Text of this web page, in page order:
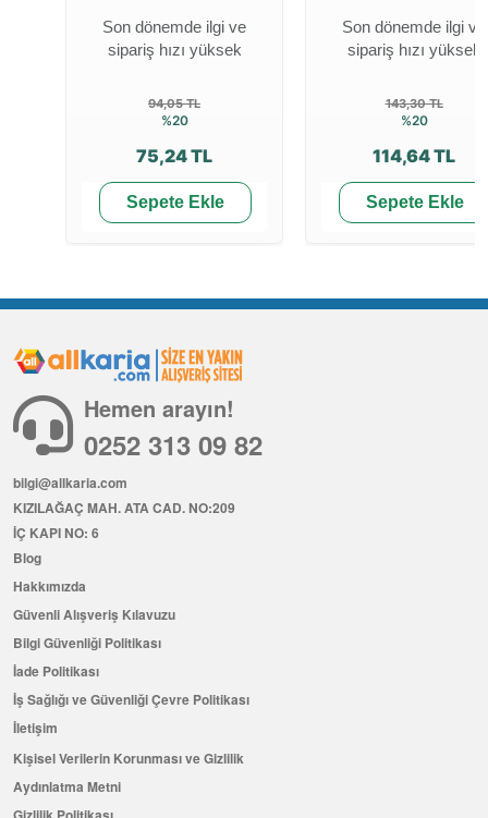
Son dönemde ilgi ve
sipariş hızı yüksek
94,05 TL
%20
75,24 TL
Sepete Ekle
Son dönemde ilgi ve
sipariş hızı yüksek
143,30 TL
%20
114,64 TL
Sepete Ekle
Hemen arayın!
0252 313 09 82
bilgi@allkaria.com
KIZILAĞAÇ MAH. ATA CAD. NO:209
İÇ KAPI NO: 6
Blog
Hakkımızda
Güvenli Alışveriş Kılavuzu
Bilgi Güvenliği Politikası
İade Politikası
İş Sağlığı ve Güvenliği Çevre Politikası
İletişim
Kişisel Verilerin Korunması ve Gizlilik
Aydınlatma Metni